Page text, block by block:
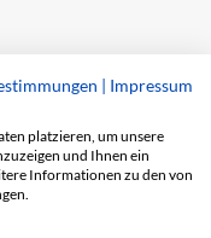
| Impressum
platzieren, um unsere
und Ihnen ein
Informationen zu den von